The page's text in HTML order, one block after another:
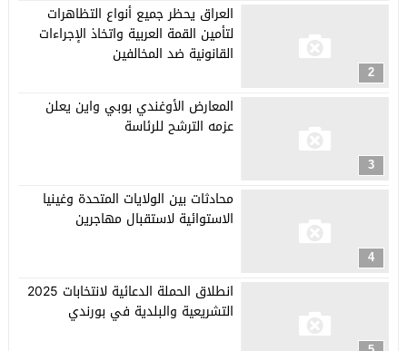
2
العراق يحظر جميع أنواع التظاهرات
لتأمين القمة العربية واتخاذ الإجراءات
القانونية ضد المخالفين
3
المعارض الأوغندي بوبي واين يعلن
عزمه الترشح للرئاسة
4
محادثات بين الولايات المتحدة وغينيا
الاستوائية لاستقبال مهاجرين
انطلاق الحملة الدعائية لانتخابات 2025
التشريعية والبلدية في بورندي